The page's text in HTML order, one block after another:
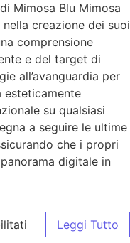
Mimosa Blu Mimosa
creazione dei suoi
comprensione
e del target di
all’avanguardia per
esteticamente
su qualsiasi
a seguire le ultime
che i propri
digitale in
Leggi Tutto